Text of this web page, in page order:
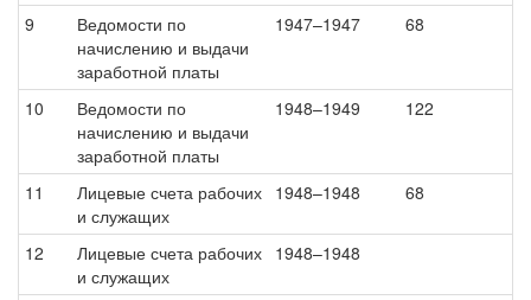
9
Ведомости по
начислению и выдачи
заработной платы
1947–1947 68
10
Ведомости по
начислению и выдачи
заработной платы
1948–1949 122
11
Лицевые счета рабочих
и служащих
1948–1948 68
12
Лицевые счета рабочих
и служащих
1948–1948